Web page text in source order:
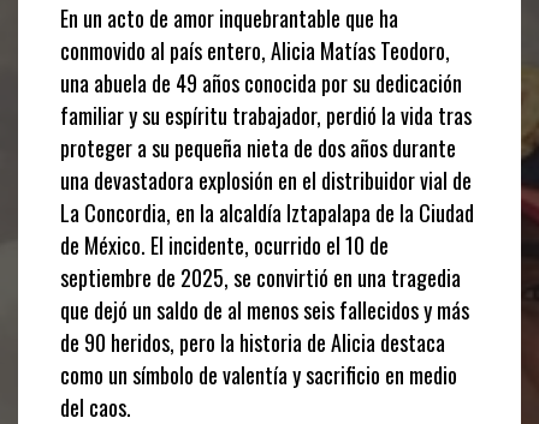
En un acto de amor inquebrantable que ha
conmovido al país entero, Alicia Matías Teodoro,
una abuela de 49 años conocida por su dedicación
familiar y su espíritu trabajador, perdió la vida tras
proteger a su pequeña nieta de dos años durante
una devastadora explosión en el distribuidor vial de
La Concordia, en la alcaldía Iztapalapa de la Ciudad
de México. El incidente, ocurrido el 10 de
septiembre de 2025, se convirtió en una tragedia
que dejó un saldo de al menos seis fallecidos y más
de 90 heridos, pero la historia de Alicia destaca
como un símbolo de valentía y sacrificio en medio
del caos.